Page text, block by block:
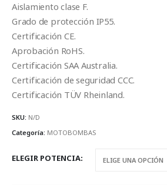
Aislamiento clase F.
Grado de protección IP55.
Certificación CE.
Aprobación RoHS.
Certificación SAA Australia.
Certificación de seguridad CCC.
Certificación TÜV Rheinland.
SKU: N/D
Categoría: MOTOBOMBAS
ELEGIR POTENCIA